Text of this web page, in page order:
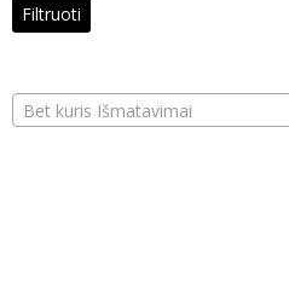
Filtruoti
Bet kuris Išmatavimai